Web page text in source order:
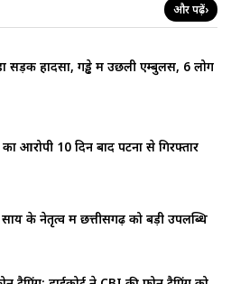
और पढ़ें›
सड़क हादसा, गड्ढे में उछली एम्बुलेंस, 6 लोग
आरोपी 10 दिन बाद पटना से गिरफ्तार
साय के नेतृत्व में छत्तीसगढ़ को बड़ी उपलब्धि